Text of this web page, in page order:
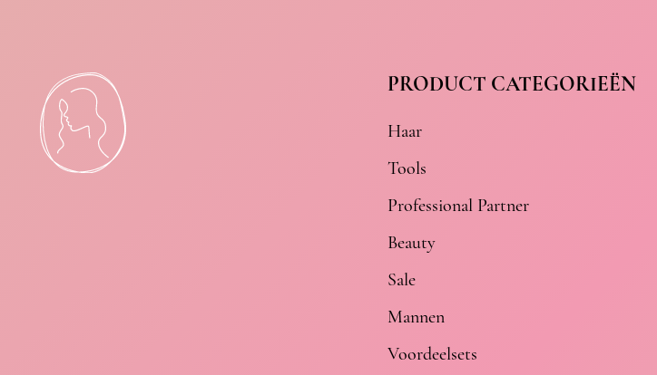
PRODUCT CATEGORIEËN
Haar
Tools
Professional Partner
Beauty
Sale
Mannen
Voordeelsets